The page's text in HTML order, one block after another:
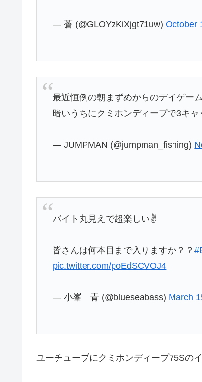
— 蒼 (@GLOYzKiXjgt71uw)October
最近恒例の朝まずめからのデイゲー
暗いうちにクミホンディープで3キャ
— JUMPMAN (@jumpman_fishing)
バイト丸見えで超楽しい✌️
皆さんは何本目まで入りますか？？
pic.twitter.com/poEdSCVOJ4
— 小峯 青 (@blueseabass) March
ユーチューブにクミホンディープ75Sの